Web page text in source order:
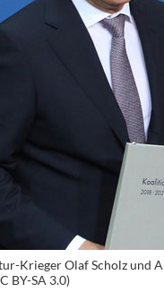
Krieger Olaf Scholz und
BY-SA 3.0)